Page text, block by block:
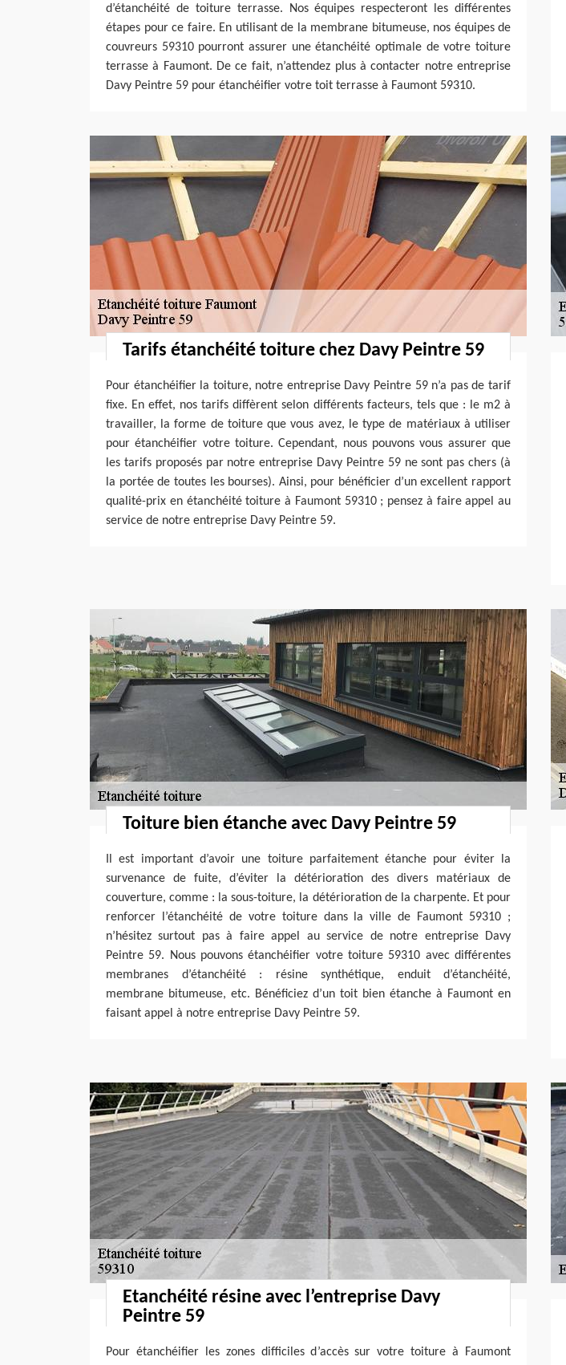
d’étanchéité de toiture terrasse. Nos équipes respecteront les différentes
étapes pour ce faire. En utilisant de la membrane bitumeuse, nos équipes de
couvreurs 59310 pourront assurer une étanchéité optimale de votre toiture
terrasse à Faumont. De ce fait, n’attendez plus à contacter notre entreprise
Davy Peintre 59 pour étanchéifier votre toit terrasse à Faumont 59310.
Tarifs étanchéité toiture chez Davy Peintre 59
Pour étanchéifier la toiture, notre entreprise Davy Peintre 59 n’a pas de tarif
fixe. En effet, nos tarifs diffèrent selon différents facteurs, tels que : le m2 à
travailler, la forme de toiture que vous avez, le type de matériaux à utiliser
pour étanchéifier votre toiture. Cependant, nous pouvons vous assurer que
les tarifs proposés par notre entreprise Davy Peintre 59 ne sont pas chers (à
la portée de toutes les bourses). Ainsi, pour bénéficier d’un excellent rapport
qualité-prix en étanchéité toiture à Faumont 59310 ; pensez à faire appel au
service de notre entreprise Davy Peintre 59.
Toiture bien étanche avec Davy Peintre 59
Il est important d’avoir une toiture parfaitement étanche pour éviter la
survenance de fuite, d’éviter la détérioration des divers matériaux de
couverture, comme : la sous-toiture, la détérioration de la charpente. Et pour
renforcer l’étanchéité de votre toiture dans la ville de Faumont 59310 ;
n’hésitez surtout pas à faire appel au service de notre entreprise Davy
Peintre 59. Nous pouvons étanchéifier votre toiture 59310 avec différentes
membranes d’étanchéité : résine synthétique, enduit d’étanchéité,
membrane bitumeuse, etc. Bénéficiez d’un toit bien étanche à Faumont en
faisant appel à notre entreprise Davy Peintre 59.
Etanchéité résine avec l’entreprise Davy
Peintre 59
Pour étanchéifier les zones difficiles d’accès sur votre toiture à Faumont